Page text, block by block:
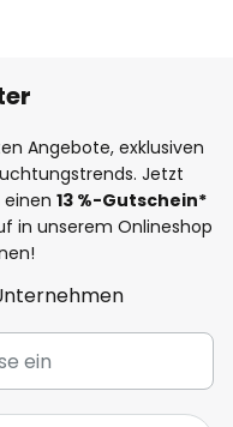
Angebote, exklusiven
Jetzt
13 %-Gutschein*
in unserem Onlineshop